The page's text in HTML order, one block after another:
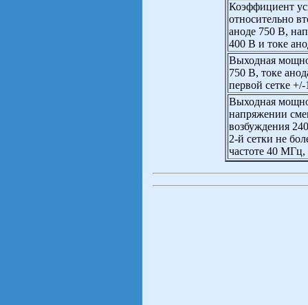
Коэффициент
относительно
аноде 750 В,
400 В и токе
Выходная
750 В, токе
первой сетке
Выходная
напряжении
возбуждения
2-й сетки не
частоте 40